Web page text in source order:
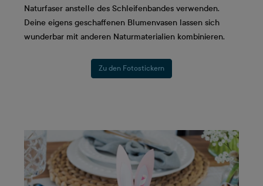
Naturfaser anstelle des Schleifenbandes verwenden.
Deine eigens geschaffenen Blumenvasen lassen sich
wunderbar mit anderen Naturmaterialien kombinieren.
Zu den Fotostickern